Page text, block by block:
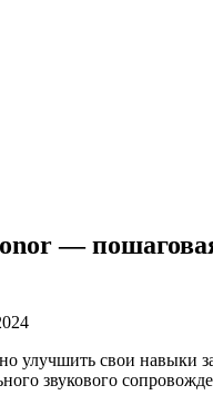
—
улучшить свои навыки
звукового